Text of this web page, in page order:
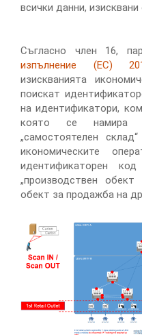
всички данни,
Съгласно член 16,
изпълнение (ЕС)
изискванията
поискат
на идентификатори,
която се намира
„самостоятелен
икономическите
идентификаторен
„производствен
обект за продажба на